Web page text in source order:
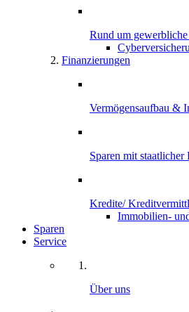
Rund um
Finanzierungen
Vermögensaufbau &
Sparen mit staatlicher
Kredite/
Immobilien-
Sparen
Service
Über uns